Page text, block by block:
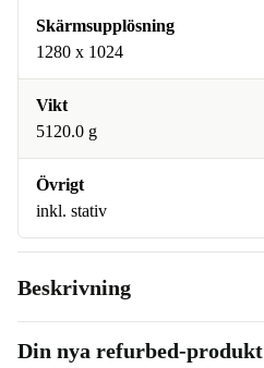
Skärmsupplösning
1280 x 1024
Vikt
5120.0 g
Övrigt
inkl. stativ
Beskrivning
Din nya refurbed-produkt